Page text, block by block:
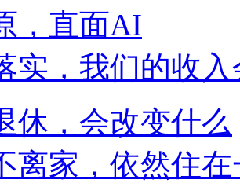
，直面AI
实，我们的收
休，会改变什么
离家，依然住